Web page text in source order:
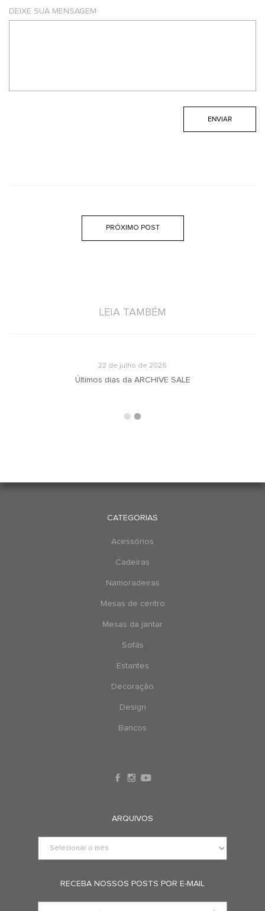
DEIXE SUA MENSAGEM
PRÓXIMO POST
LEIA TAMBÉM
22 de julho de 2026
Últimos dias da ARCHIVE SALE
CATEGORIAS
Acessórios
Cadeiras
Namoradeiras
Mesas de centro
Mesas da jantar
Sofás
Estantes
Decoração
Design
Bancos
ARQUIVOS
RECEBA NOSSOS POSTS POR E-MAIL